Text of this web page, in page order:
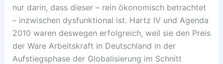
nur darin, dass dieser – rein ökonomisch betrachtet
– inzwischen dysfunktional ist. Hartz IV und Agenda
2010 waren deswegen erfolgreich, weil sie den Preis
der Ware Arbeitskraft in Deutschland in der
Aufstiegsphase der Globalisierung im Schnitt